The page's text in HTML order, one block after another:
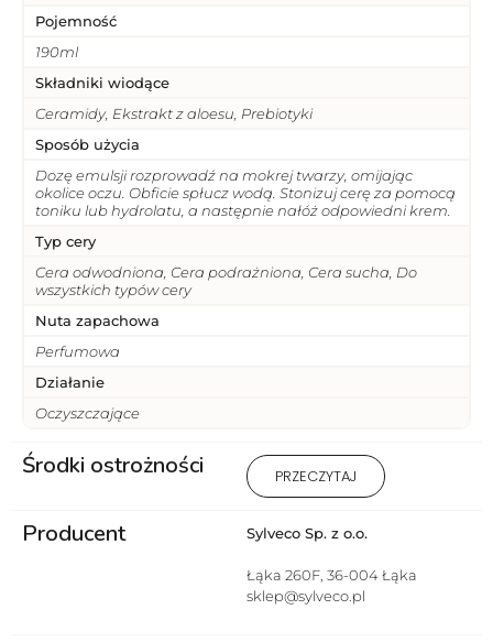
Pojemność
190ml
Składniki wiodące
Ceramidy, Ekstrakt z aloesu, Prebiotyki
Sposób użycia
Dozę emulsji rozprowadź na mokrej twarzy, omijając
okolice oczu. Obficie spłucz wodą. Stonizuj cerę za pomocą
toniku lub hydrolatu, a następnie nałóż odpowiedni krem.
Typ cery
Cera odwodniona, Cera podrażniona, Cera sucha, Do
wszystkich typów cery
Nuta zapachowa
Perfumowa
Działanie
Oczyszczające
Środki ostrożności
1) Produkt wyłącznie do użytku
zewnętrznego. 2 ) Stosować
sposobem użycia. 3) Nie
podrażnioną skórę. 4) W
przypadku wystąpienia
PRZECZYTAJ
Producent Sylveco Sp. z o.o.
Łąka 260F, 36-004 Łąka
sklep@sylveco.pl